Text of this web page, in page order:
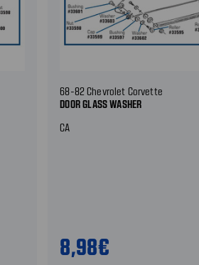
68-82 Chevrolet Corvette
DOOR GLASS WASHER
CA
8,98€